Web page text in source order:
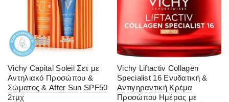
Vichy Capital Soleil Σετ με
Αντηλιακό Προσώπου &
Σώματος & After Sun SPF50
2τμχ
Vichy Liftactiv Collagen
Specialist 16 Ενυδατική &
Αντιγηραντική Κρέμα
Προσώπου Ημέρας με